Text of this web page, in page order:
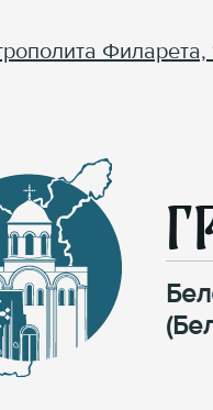
Филарета,